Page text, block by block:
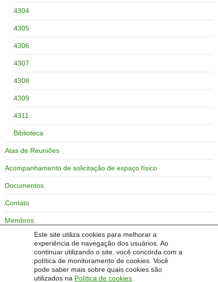
Este site utiliza cookies para melhorar a
experiência de navegação dos usuários. Ao
continuar utilizando o site, você concorda com a
política de monitoramento de cookies. Você
pode saber mais sobre quais cookies são
utilizados na Política de cookies
4304
4305
4306
4307
4308
4309
4311
Biblioteca
Atas de Reuniões
Acompanhamento de solicitação de espaço físico
Documentos
Contato
Membros
Zoneamento do campus Bagé
Coordenadoria de obras
Antiga COEF (2015)